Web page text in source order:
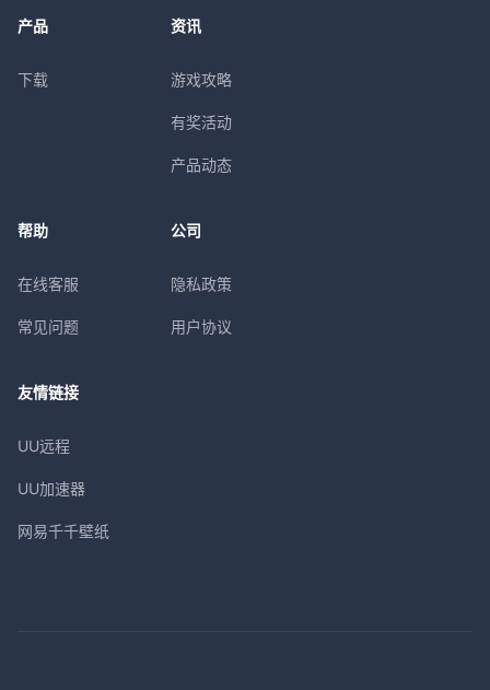
产品
下载
资讯
游戏攻略
有奖活动
产品动态
帮助
在线客服
常见问题
公司
隐私政策
用户协议
友情链接
UU远程
UU加速器
网易千千壁纸